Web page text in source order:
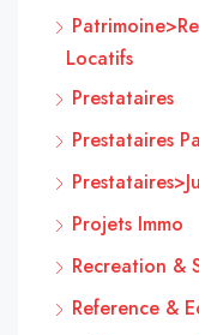
Locatifs
Prestataires
Prestataires
Projets Immo
Recreation &
Reference &